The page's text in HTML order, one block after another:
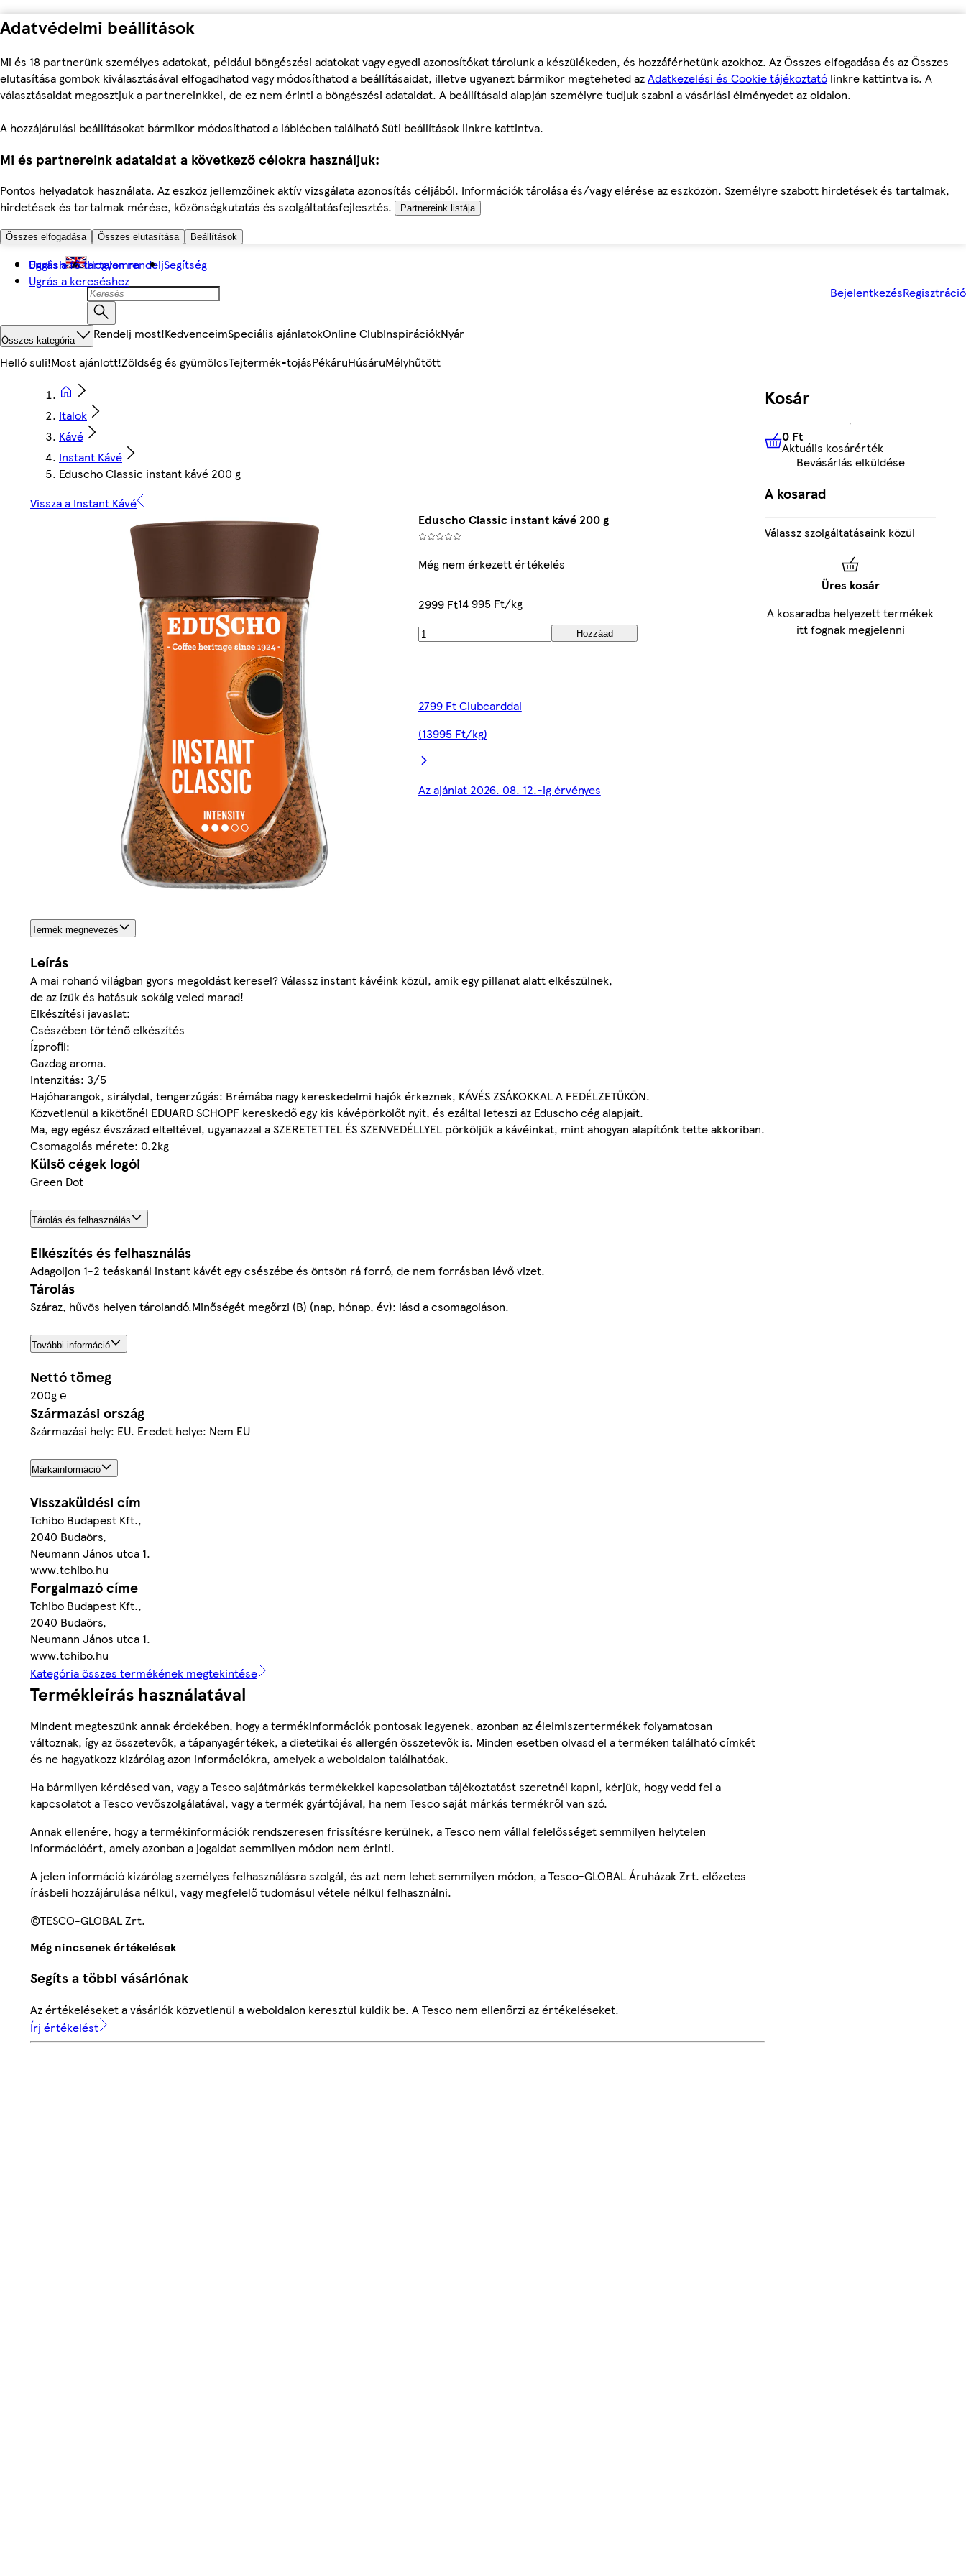
Adatvédelmi beállítások
Mi és 18 partnerünk személyes adatokat, például böngészési adatokat vagy egyedi azonosítókat tárolunk a készülékeden, és hozzáférhetünk azokhoz. Az Összes elfogadása és az Összes
elutasítása gombok kiválasztásával elfogadhatod vagy módosíthatod a beállításaidat, illetve ugyanezt bármikor megteheted azAdatkezelési és Cookie tájékoztató linkre kattintva is. A
választásaidat megosztjuk a partnereinkkel, de ez nem érinti a böngészési adataidat. A beállításaid alapján személyre tudjuk szabni a vásárlási élményedet az oldalon.
A hozzájárulási beállításokat bármikor módosíthatod a láblécben található Süti beállítások linkre kattintva.
Mi és partnereink adataidat a következő célokra használjuk:
Pontos helyadatok használata. Az eszköz jellemzőinek aktív vizsgálata azonosítás céljából. Információk tárolása és/vagy elérése az eszközön. Személyre szabott hirdetések és tartalmak,
hirdetések és tartalmak mérése, közönségkutatás és szolgáltatásfejlesztés.
Partnereink listája
Összes elfogadása Összes elutasítása Beállítások
Ugrás a fő tartalomra
Ugrás a kereséshez
English Hogyan rendeljSegítség
BejelentkezésRegisztráció
Összes kategória Rendelj most!KedvenceimSpeciális ajánlatokOnline ClubInspirációkNyár
Helló suli!Most ajánlott!Zöldség és gyümölcsTejtermék-tojásPékáruHúsáruMélyhűtött
Italok
Kávé
Instant Kávé
Eduscho Classic instant kávé 200 g
Vissza a Instant Kávé
Eduscho Classic instant kávé 200 g
Még nem érkezett értékelés
2999 Ft14 995 Ft/kg
Hozzáad
2799 Ft Clubcarddal
(13995 Ft/kg)
Az ajánlat 2026. 08. 12.-ig érvényes
Termék megnevezés
Leírás
A mai rohanó világban gyors megoldást keresel? Válassz instant kávéink közül, amik egy pillanat alatt elkészülnek,
de az ízük és hatásuk sokáig veled marad!
Elkészítési javaslat:
Csészében történő elkészítés
Ízprofil:
Gazdag aroma.
Intenzitás: 3/5
Hajóharangok, sirálydal, tengerzúgás: Brémába nagy kereskedelmi hajók érkeznek, KÁVÉS ZSÁKOKKAL A FEDÉLZETÜKÖN.
Közvetlenül a kikötőnél EDUARD SCHOPF kereskedő egy kis kávépörkölőt nyit, és ezáltal leteszi az Eduscho cég alapjait.
Ma, egy egész évszázad elteltével, ugyanazzal a SZERETETTEL ÉS SZENVEDÉLLYEL pörköljük a kávéinkat, mint ahogyan alapítónk tette akkoriban.
Csomagolás mérete: 0.2kg
Külső cégek logói
Green Dot
Tárolás és felhasználás
Elkészítés és felhasználás
Adagoljon 1-2 teáskanál instant kávét egy csészébe és öntsön rá forró, de nem forrásban lévő vizet.
Tárolás
Száraz, hűvös helyen tárolandó.Minőségét megőrzi (B) (nap, hónap, év): lásd a csomagoláson.
További információ
Nettó tömeg
200g ℮
Származási ország
Származási hely: EU. Eredet helye: Nem EU
Márkainformáció
Visszaküldési cím
Tchibo Budapest Kft.,
2040 Budaörs,
Neumann János utca 1.
www.tchibo.hu
Forgalmazó címe
Tchibo Budapest Kft.,
2040 Budaörs,
Neumann János utca 1.
www.tchibo.hu
Kategória összes termékének megtekintése
Termékleírás használatával
Mindent megteszünk annak érdekében, hogy a termékinformációk pontosak legyenek, azonban az élelmiszertermékek folyamatosan
változnak, így az összetevők, a tápanyagértékek, a dietetikai és allergén összetevők is. Minden esetben olvasd el a terméken található címkét
és ne hagyatkozz kizárólag azon információkra, amelyek a weboldalon találhatóak.
Ha bármilyen kérdésed van, vagy a Tesco sajátmárkás termékekkel kapcsolatban tájékoztatást szeretnél kapni, kérjük, hogy vedd fel a
kapcsolatot a Tesco vevőszolgálatával, vagy a termék gyártójával, ha nem Tesco saját márkás termékről van szó.
Annak ellenére, hogy a termékinformációk rendszeresen frissítésre kerülnek, a Tesco nem vállal felelősséget semmilyen helytelen
információért, amely azonban a jogaidat semmilyen módon nem érinti.
A jelen információ kizárólag személyes felhasználásra szolgál, és azt nem lehet semmilyen módon, a Tesco-GLOBAL Áruházak Zrt. előzetes
írásbeli hozzájárulása nélkül, vagy megfelelő tudomásul vétele nélkül felhasználni.
©TESCO-GLOBAL Zrt.
Még nincsenek értékelések
Segíts a többi vásárlónak
Az értékeléseket a vásárlók közvetlenül a weboldalon keresztül küldik be. A Tesco nem ellenőrzi az értékeléseket.
Írj értékelést
Kosár
0 FtAktuális kosárérték
0 Ft
Aktuális kosárérték
Bevásárlás elküldése
A kosarad
Válassz szolgáltatásaink közül
Üres kosár
A kosaradba helyezett termékek
itt fognak megjelenni